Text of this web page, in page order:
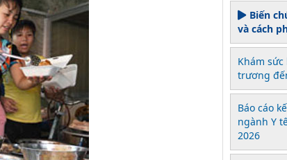
Biến
và cách
Khám
trương
Báo cáo
ngành Y
2026